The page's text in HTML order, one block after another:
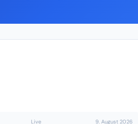
Live 9. August 2026